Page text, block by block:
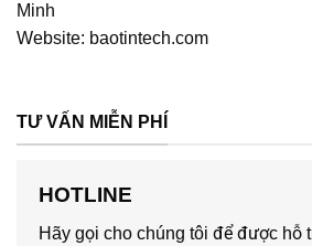
Minh
Website: baotintech.com
TƯ VẤN MIỄN PHÍ
HOTLINE
Hãy gọi cho chúng tôi để được hỗ